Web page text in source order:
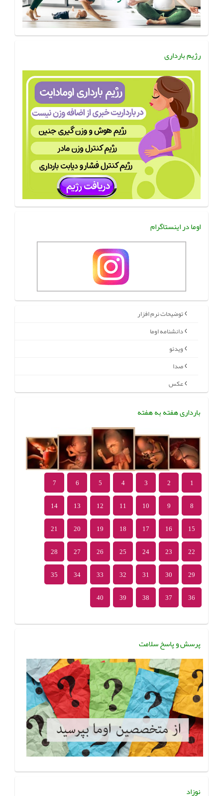
رژیم بارداری
اوما در اینستاگرام
توضیحات نرم افزار
دانشنامه اوما
ویدئو
صدا
عکس
بارداری هفته به هفته
1
2
3
4
5
6
7
8
9
10
11
12
13
14
15
16
17
18
19
20
21
22
23
24
25
26
27
28
29
30
31
32
33
34
35
36
37
38
39
40
پرسش و پاسخ سلامت
نوزاد